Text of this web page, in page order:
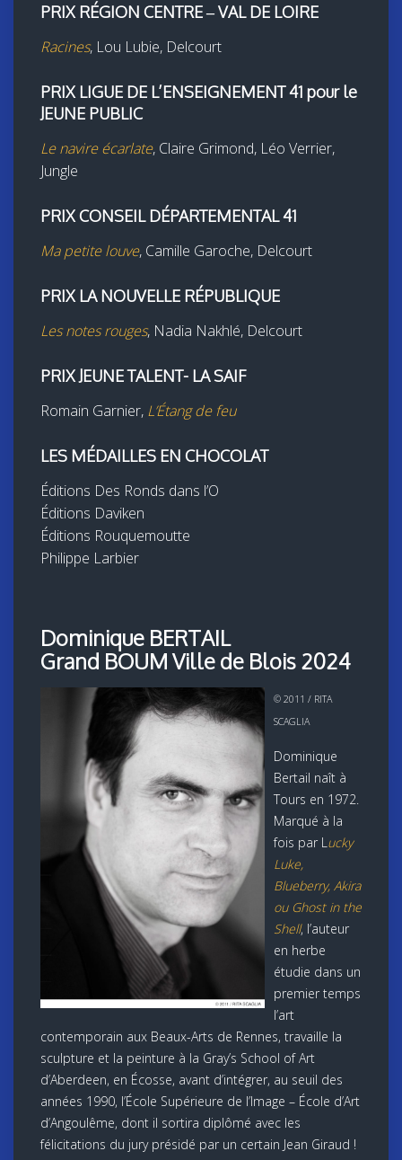
PRIX RÉGION CENTRE – VAL DE LOIRE
Racines, Lou Lubie, Delcourt
PRIX LIGUE DE L’ENSEIGNEMENT 41 pour le
JEUNE PUBLIC
Le navire écarlate, Claire Grimond, Léo Verrier,
Jungle
PRIX CONSEIL DÉPARTEMENTAL 41
Ma petite louve, Camille Garoche, Delcourt
PRIX LA NOUVELLE RÉPUBLIQUE
Les notes rouges, Nadia Nakhlé, Delcourt
PRIX JEUNE TALENT- LA SAIF
Romain Garnier, L’Étang de feu
LES MÉDAILLES EN CHOCOLAT
Éditions Des Ronds dans l’O
Éditions Daviken
Éditions Rouquemoutte
Philippe Larbier
Dominique BERTAIL
Grand BOUM Ville de Blois 2024
© 2011 / RITA
SCAGLIA
Dominique
Bertail naît à
Tours en 1972.
Marqué à la
fois par Lucky
Luke,
Blueberry, Akira
ou Ghost in the
Shell, l’auteur
en herbe
étudie dans un
premier temps
l’art
contemporain aux Beaux-Arts de Rennes, travaille la
sculpture et la peinture à la Gray’s School of Art
d’Aberdeen, en Écosse, avant d’intégrer, au seuil des
années 1990, l’École Supérieure de l’Image – École d’Art
d’Angoulême, dont il sortira diplômé avec les
félicitations du jury présidé par un certain Jean Giraud !